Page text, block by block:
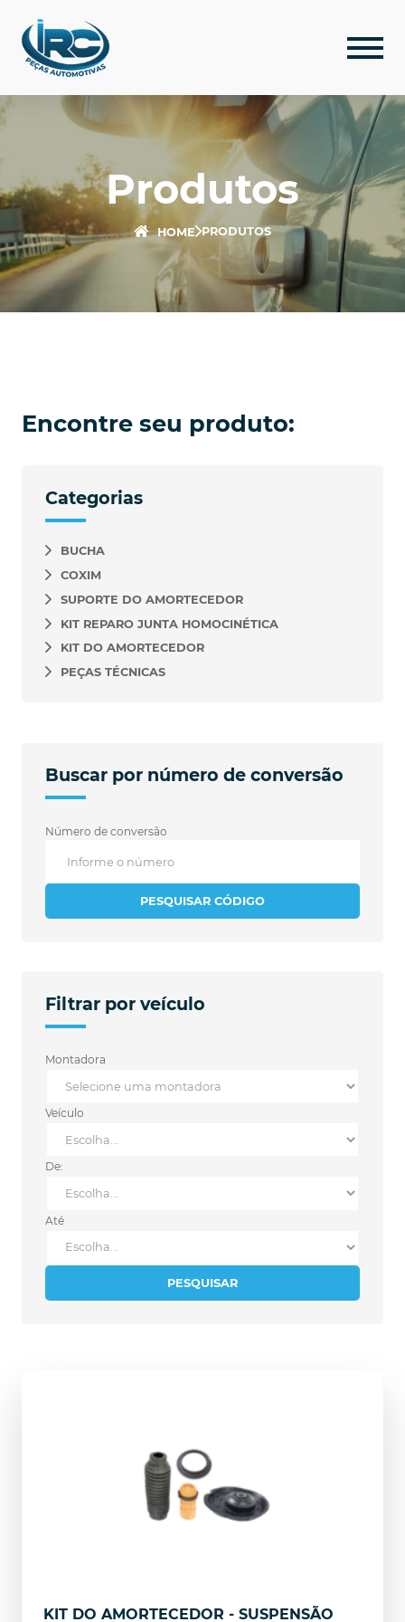
Produtos
HOME PRODUTOS
Encontre seu produto:
Categorias
BUCHA
COXIM
SUPORTE DO AMORTECEDOR
KIT REPARO JUNTA HOMOCINÉTICA
KIT DO AMORTECEDOR
PEÇAS TÉCNICAS
Buscar por número de conversão
Número de conversão
PESQUISAR CÓDIGO
Filtrar por veículo
Montadora
Veículo
De:
Até
PESQUISAR
KIT DO AMORTECEDOR - SUSPENSÃO